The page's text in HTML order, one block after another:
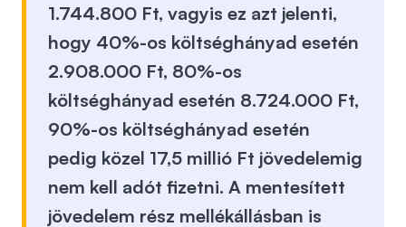
1.744.800 Ft, vagyis ez azt jelenti,
hogy 40%-os költséghányad esetén
2.908.000 Ft, 80%-os
költséghányad esetén 8.724.000 Ft,
90%-os költséghányad esetén
pedig közel 17,5 millió Ft jövedelemig
nem kell adót fizetni. A mentesített
jövedelem rész mellékállásban is